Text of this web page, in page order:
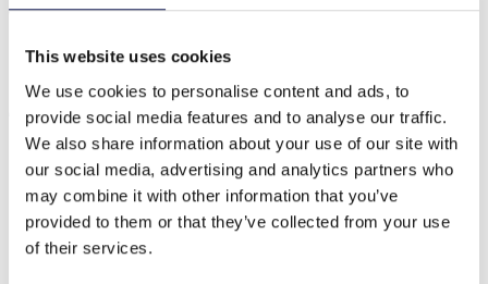
This website uses cookies
We use cookies to personalise content and ads, to
provide social media features and to analyse our traffic.
We also share information about your use of our site with
our social media, advertising and analytics partners who
may combine it with other information that you’ve
provided to them or that they’ve collected from your use
of their services.
veelzijdigheid combineert.…Meer
Anderen kochten ook